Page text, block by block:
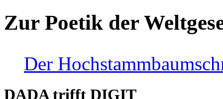
Zur Poetik der
Der
DADA trifft DIGIT